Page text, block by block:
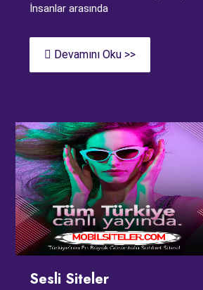
İnsanlar arasında
Devamını Oku >>
Sesli Siteler